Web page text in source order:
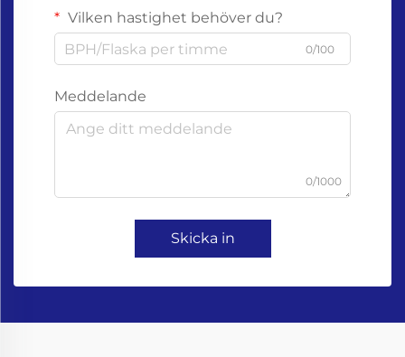
Vilken hastighet behöver du?
0/100
Meddelande
0/1000
Skicka in